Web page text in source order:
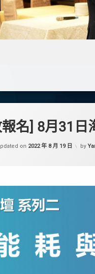
報名] 8月31
on 2022 年 8 月 19 日 by